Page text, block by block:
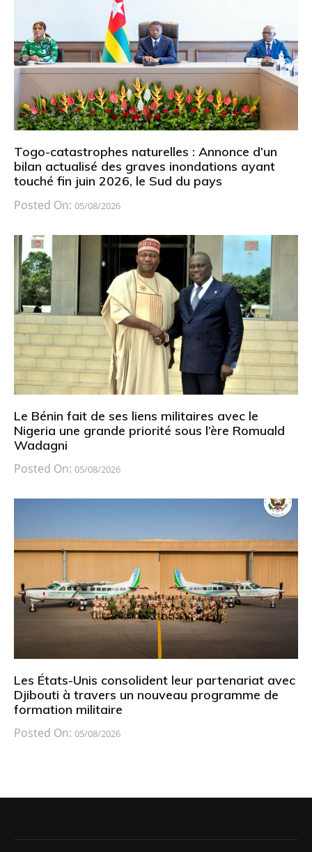
Togo-catastrophes naturelles : Annonce d’un
bilan actualisé des graves inondations ayant
touché fin juin 2026, le Sud du pays
Posted On: 05/08/2026
Le Bénin fait de ses liens militaires avec le
Nigeria une grande priorité sous l’ère Romuald
Wadagni
Posted On: 05/08/2026
Les États-Unis consolident leur partenariat avec
Djibouti à travers un nouveau programme de
formation militaire
Posted On: 05/08/2026